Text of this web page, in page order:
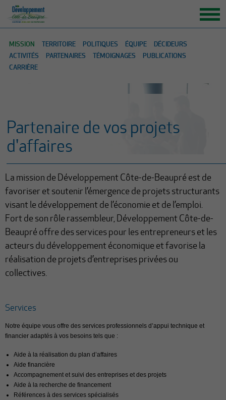
ACCUEIL
ORGANISATION
NOUS JOINDRE
MISSION TERRITOIRE POLITIQUES ÉQUIPE
DÉCIDEURS
ACTIVITÉS
PARTENAIRES TÉMOIGNAGES
PUBLICATIONS
CARRIÈRE
Partenaire de vos projets
d'affaires
La mission de Développement Côte-de-Beaupré est de
favoriser et soutenir l’émergence de projets structurants
visant le développement de l’économie et de l’emploi.
Fort de son rôle rassembleur, Développement Côte-de-
Beaupré offre des services pour les entrepreneurs et les
acteurs du développement économique et favorise la
réalisation de projets d’entreprises privées ou
collectives.
Services
Notre équipe vous offre des services professionnels d’appui technique et
financier adaptés à vos besoins tels que :
Aide à la réalisation du plan d’affaires
Aide financière
Accompagnement et suivi des entreprises et des projets
Aide à la recherche de financement
Références à des services spécialisés